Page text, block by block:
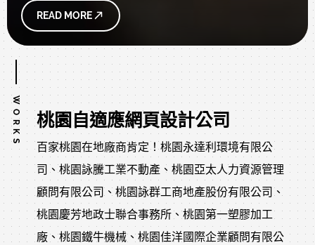
READ MORE
WORKS 桃園自適應網頁設計公司
百家桃園在地廠商肯定！桃園永達利環境有限公
司、桃園詠騰工業不動產、桃園亞太人力資源管理
顧問有限公司、桃園詠群工商地產股份有限公司、
桃園慶芳地政士聯合事務所、桃園第一塑膠加工
廠、桃園鐵牛機械、桃園佳洋國際企業顧問有限公